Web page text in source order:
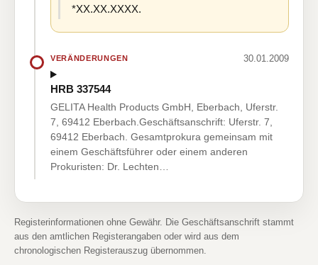
*XX.XX.XXXX.
VERÄNDERUNGEN 30.01.2009
HRB 337544
GELITA Health Products GmbH, Eberbach, Uferstr.
7, 69412 Eberbach.Geschäftsanschrift: Uferstr. 7,
69412 Eberbach. Gesamtprokura gemeinsam mit
einem Geschäftsführer oder einem anderen
Prokuristen: Dr. Lechten…
Registerinformationen ohne Gewähr. Die Geschäftsanschrift stammt
aus den amtlichen Registerangaben oder wird aus dem
chronologischen Registerauszug übernommen.